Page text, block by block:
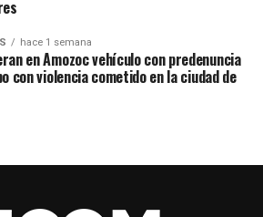
de Zaragoza contará con un
hace 1 semana
en Amozoc vehículo con predenuncia
con violencia cometido en la ciudad de